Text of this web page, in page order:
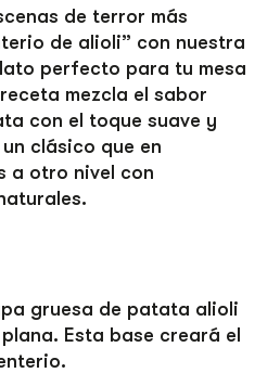
de terror más
de alioli” con nuestra
perfecto para tu mesa
mezcla el sabor
con el toque suave y
clásico que en
a otro nivel con
gruesa de patata alioli
Esta base creará el